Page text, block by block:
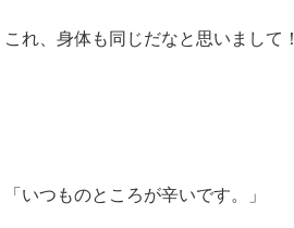
これ、身体も同じだなと思いまして！
「いつものところが辛いです。」